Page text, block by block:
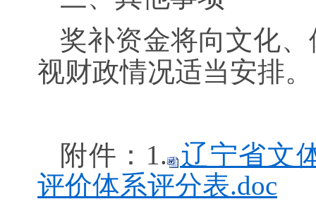
奖补资金将向文化
视财政情况适当安排。
附件：1. 辽宁省文
评价体系评分表.doc